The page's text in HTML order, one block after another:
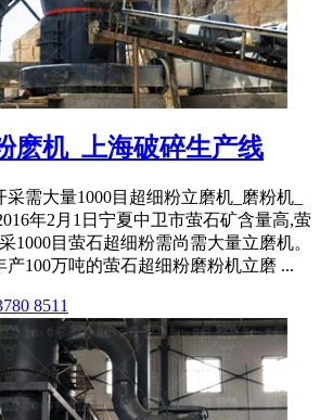
麽机_上海破碎生产线
需大量1000目超细粉立磨机_磨粉机_
年2月1日宁夏中卫市萤石矿含量高,萤
1000目萤石超细粉需尚需大量立磨机。
产100万吨的萤石超细粉磨粉机立磨 ...
8511